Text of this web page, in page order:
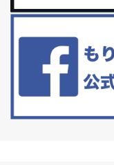
白髪・美容・免疫力、
リーブオイルorごま油